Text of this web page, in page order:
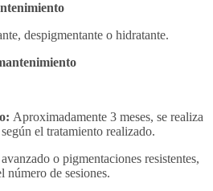
despigmentante o hidratante.
Aproximadamente 3 meses, se realiza
el tratamiento realizado.
o pigmentaciones resistentes,
número de sesiones.